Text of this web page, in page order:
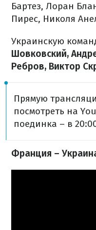
Бартез, Лоран
Пирес, Николя
Украинскую
Шовковский,
Ребров, Виктор
Прямую
посмотреть на
поединка – в
Франция –